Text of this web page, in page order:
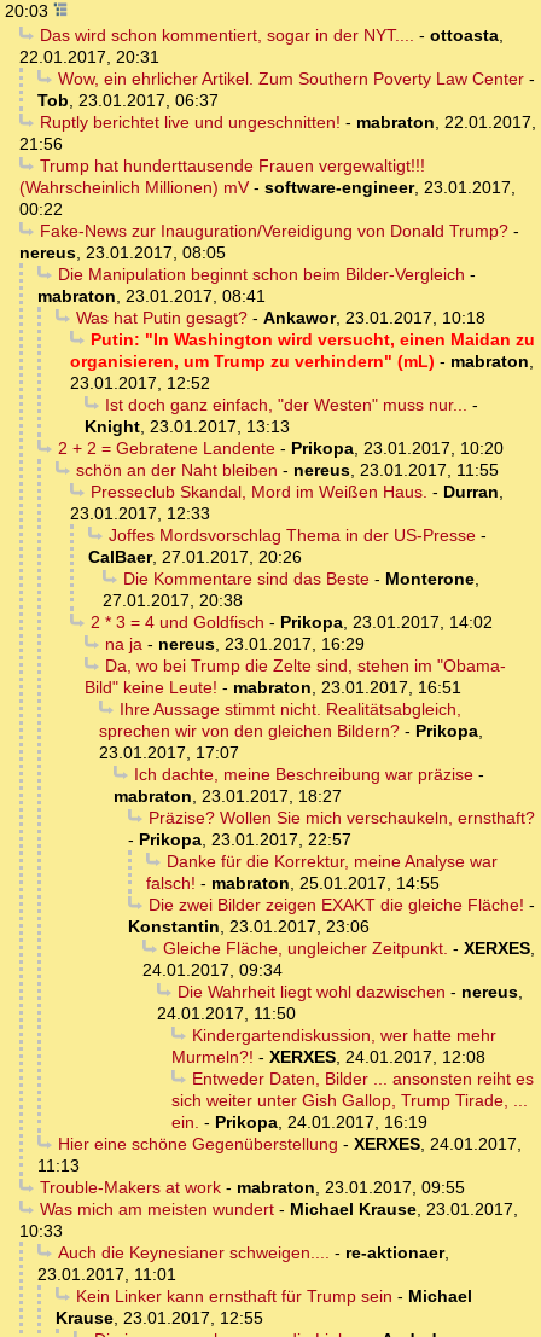
20:03
Das wird schon kommentiert, sogar in der NYT.... - ottoasta,
22.01.2017, 20:31
Wow, ein ehrlicher Artikel. Zum Southern Poverty Law Center-
Tob, 23.01.2017, 06:37
Ruptly berichtet live und ungeschnitten! - mabraton, 22.01.2017,
21:56
Trump hat hunderttausende Frauen vergewaltigt!!!
(Wahrscheinlich Millionen) mV- software-engineer, 23.01.2017,
00:22
Fake-News zur Inauguration/Vereidigung von Donald Trump?-
nereus, 23.01.2017, 08:05
Die Manipulation beginnt schon beim Bilder-Vergleich -
mabraton, 23.01.2017, 08:41
Was hat Putin gesagt?- Ankawor, 23.01.2017, 10:18
Putin: "In Washington wird versucht, einen Maidan zu
organisieren, um Trump zu verhindern" (mL) - mabraton,
23.01.2017, 12:52
Ist doch ganz einfach, "der Westen" muss nur... -
Knight, 23.01.2017, 13:13
2 + 2 = Gebratene Landente- Prikopa, 23.01.2017, 10:20
schön an der Naht bleiben - nereus, 23.01.2017, 11:55
Presseclub Skandal, Mord im Weißen Haus. - Durran,
23.01.2017, 12:33
Joffes Mordsvorschlag Thema in der US-Presse-
CalBaer, 27.01.2017, 20:26
Die Kommentare sind das Beste- Monterone,
27.01.2017, 20:38
2 * 3 = 4 und Goldfisch - Prikopa, 23.01.2017, 14:02
na ja- nereus, 23.01.2017, 16:29
Da, wo bei Trump die Zelte sind, stehen im "Obama-
Bild" keine Leute! - mabraton, 23.01.2017, 16:51
Ihre Aussage stimmt nicht. Realitätsabgleich,
sprechen wir von den gleichen Bildern? - Prikopa,
23.01.2017, 17:07
Ich dachte, meine Beschreibung war präzise-
mabraton, 23.01.2017, 18:27
Präzise? Wollen Sie mich verschaukeln, ernsthaft?
- Prikopa, 23.01.2017, 22:57
Danke für die Korrektur, meine Analyse war
falsch! - mabraton, 25.01.2017, 14:55
Die zwei Bilder zeigen EXAKT die gleiche Fläche! -
Konstantin, 23.01.2017, 23:06
Gleiche Fläche, ungleicher Zeitpunkt. - XERXES,
24.01.2017, 09:34
Die Wahrheit liegt wohl dazwischen - nereus,
24.01.2017, 11:50
Kindergartendiskussion, wer hatte mehr
Murmeln?! - XERXES, 24.01.2017, 12:08
Entweder Daten, Bilder ... ansonsten reiht es
sich weiter unter Gish Gallop, Trump Tirade, ...
ein. - Prikopa, 24.01.2017, 16:19
Hier eine schöne Gegenüberstellung - XERXES, 24.01.2017,
11:13
Trouble-Makers at work- mabraton, 23.01.2017, 09:55
Was mich am meisten wundert- Michael Krause, 23.01.2017,
10:33
Auch die Keynesianer schweigen.... - re-aktionaer,
23.01.2017, 11:01
Kein Linker kann ernsthaft für Trump sein - Michael
Krause, 23.01.2017, 12:55